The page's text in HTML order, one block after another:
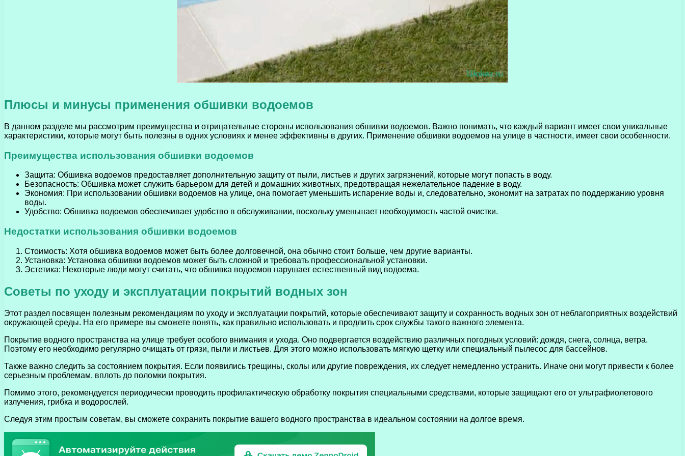
Плюсы и минусы применения обшивки водоемов
В данном разделе мы рассмотрим преимущества и отрицательные стороны использования обшивки водоемов. Важно понимать, что каждый вариант имеет свои уникальные
характеристики, которые могут быть полезны в одних условиях и менее эффективны в других. Применение обшивки водоемов на улице в частности, имеет свои особенности.
Преимущества использования обшивки водоемов
Защита: Обшивка водоемов предоставляет дополнительную защиту от пыли, листьев и других загрязнений, которые могут попасть в воду.
Безопасность: Обшивка может служить барьером для детей и домашних животных, предотвращая нежелательное падение в воду.
Экономия: При использовании обшивки водоемов на улице, она помогает уменьшить испарение воды и, следовательно, экономит на затратах по поддержанию уровня
воды.
Удобство: Обшивка водоемов обеспечивает удобство в обслуживании, поскольку уменьшает необходимость частой очистки.
Недостатки использования обшивки водоемов
Стоимость: Хотя обшивка водоемов может быть более долговечной, она обычно стоит больше, чем другие варианты.
Установка: Установка обшивки водоемов может быть сложной и требовать профессиональной установки.
Эстетика: Некоторые люди могут считать, что обшивка водоемов нарушает естественный вид водоема.
Советы по уходу и эксплуатации покрытий водных зон
Этот раздел посвящен полезным рекомендациям по уходу и эксплуатации покрытий, которые обеспечивают защиту и сохранность водных зон от неблагоприятных воздействий
окружающей среды. На его примере вы сможете понять, как правильно использовать и продлить срок службы такого важного элемента.
Покрытие водного пространства на улице требует особого внимания и ухода. Оно подвергается воздействию различных погодных условий: дождя, снега, солнца, ветра.
Поэтому его необходимо регулярно очищать от грязи, пыли и листьев. Для этого можно использовать мягкую щетку или специальный пылесос для бассейнов.
Также важно следить за состоянием покрытия. Если появились трещины, сколы или другие повреждения, их следует немедленно устранить. Иначе они могут привести к более
серьезным проблемам, вплоть до поломки покрытия.
Помимо этого, рекомендуется периодически проводить профилактическую обработку покрытия специальными средствами, которые защищают его от ультрафиолетового
излучения, грибка и водорослей.
Следуя этим простым советам, вы сможете сохранить покрытие вашего водного пространства в идеальном состоянии на долгое время.